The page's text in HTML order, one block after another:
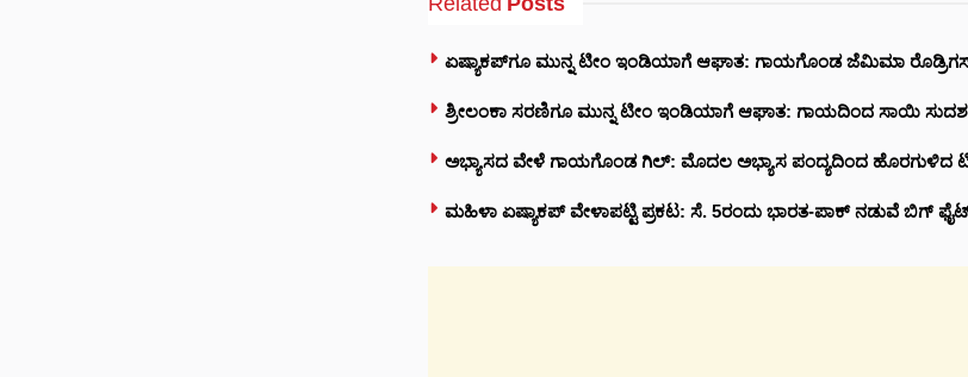
ಏಷ್ಯಾಕಪ್‌ಗೂ ಮುನ್ನ ಟೀಂ ಇಂಡಿಯಾಗೆ ಆಘಾತ: ಗಾಯಗೊಂಡ ಜೆಮಿಮಾ
ಶ್ರೀಲಂಕಾ ಸರಣಿಗೂ ಮುನ್ನ ಟೀಂ ಇಂಡಿಯಾಗೆ ಆಘಾತ: ಗಾಯದಿಂದ ಸಾಯಿ
ಅಭ್ಯಾಸದ ವೇಳೆ ಗಾಯಗೊಂಡ ಗಿಲ್: ಮೊದಲ ಅಭ್ಯಾಸ ಪಂದ್ಯದಿಂದ
ಮಹಿಳಾ ಏಷ್ಯಾಕಪ್ ವೇಳಾಪಟ್ಟಿ ಪ್ರಕಟ: ಸೆ. 5ರಂದು ಭಾರತ-ಪಾಕ್‌ ನಡುವೆ ಬಿಗ್